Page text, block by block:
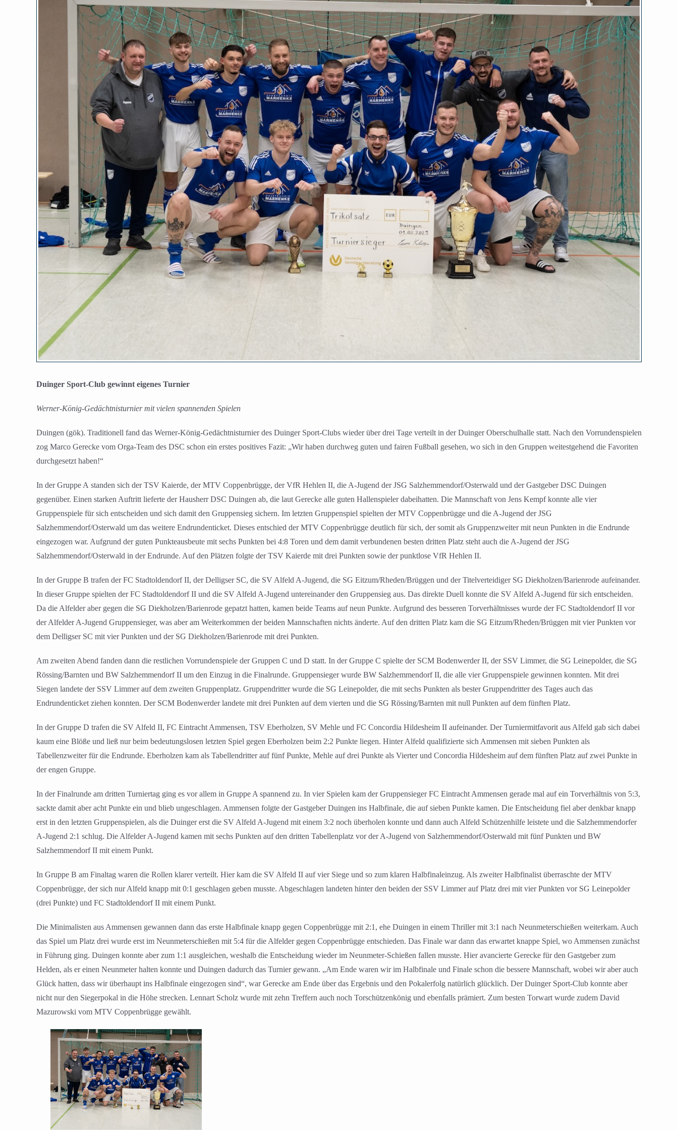
Duinger Sport-Club gewinnt eigenes Turnier
Werner-König-Gedächtnisturnier mit vielen spannenden Spielen
Duingen (gök). Traditionell fand das Werner-König-Gedächtnisturnier des Duinger Sport-Clubs wieder über drei Tage verteilt in der Duinger Oberschulhalle statt. Nach den Vorrundenspielen
zog Marco Gerecke vom Orga-Team des DSC schon ein erstes positives Fazit: „Wir haben durchweg guten und fairen Fußball gesehen, wo sich in den Gruppen weitestgehend die Favoriten
durchgesetzt haben!“
In der Gruppe A standen sich der TSV Kaierde, der MTV Coppenbrügge, der VfR Hehlen II, die A-Jugend der JSG Salzhemmendorf/Osterwald und der Gastgeber DSC Duingen
gegenüber. Einen starken Auftritt lieferte der Hausherr DSC Duingen ab, die laut Gerecke alle guten Hallenspieler dabeihatten. Die Mannschaft von Jens Kempf konnte alle vier
Gruppenspiele für sich entscheiden und sich damit den Gruppensieg sichern. Im letzten Gruppenspiel spielten der MTV Coppenbrügge und die A-Jugend der JSG
Salzhemmendorf/Osterwald um das weitere Endrundenticket. Dieses entschied der MTV Coppenbrügge deutlich für sich, der somit als Gruppenzweiter mit neun Punkten in die Endrunde
eingezogen war. Aufgrund der guten Punkteausbeute mit sechs Punkten bei 4:8 Toren und dem damit verbundenen besten dritten Platz steht auch die A-Jugend der JSG
Salzhemmendorf/Osterwald in der Endrunde. Auf den Plätzen folgte der TSV Kaierde mit drei Punkten sowie der punktlose VfR Hehlen II.
In der Gruppe B trafen der FC Stadtoldendorf II, der Delligser SC, die SV Alfeld A-Jugend, die SG Eitzum/Rheden/Brüggen und der Titelverteidiger SG Diekholzen/Barienrode aufeinander.
In dieser Gruppe spielten der FC Stadtoldendorf II und die SV Alfeld A-Jugend untereinander den Gruppensieg aus. Das direkte Duell konnte die SV Alfeld A-Jugend für sich entscheiden.
Da die Alfelder aber gegen die SG Diekholzen/Barienrode gepatzt hatten, kamen beide Teams auf neun Punkte. Aufgrund des besseren Torverhältnisses wurde der FC Stadtoldendorf II vor
der Alfelder A-Jugend Gruppensieger, was aber am Weiterkommen der beiden Mannschaften nichts änderte. Auf den dritten Platz kam die SG Eitzum/Rheden/Brüggen mit vier Punkten vor
dem Delligser SC mit vier Punkten und der SG Diekholzen/Barienrode mit drei Punkten.
Am zweiten Abend fanden dann die restlichen Vorrundenspiele der Gruppen C und D statt. In der Gruppe C spielte der SCM Bodenwerder II, der SSV Limmer, die SG Leinepolder, die SG
Rössing/Barnten und BW Salzhemmendorf II um den Einzug in die Finalrunde. Gruppensieger wurde BW Salzhemmendorf II, die alle vier Gruppenspiele gewinnen konnten. Mit drei
Siegen landete der SSV Limmer auf dem zweiten Gruppenplatz. Gruppendritter wurde die SG Leinepolder, die mit sechs Punkten als bester Gruppendritter des Tages auch das
Endrundenticket ziehen konnten. Der SCM Bodenwerder landete mit drei Punkten auf dem vierten und die SG Rössing/Barnten mit null Punkten auf dem fünften Platz.
In der Gruppe D trafen die SV Alfeld II, FC Eintracht Ammensen, TSV Eberholzen, SV Mehle und FC Concordia Hildesheim II aufeinander. Der Turniermitfavorit aus Alfeld gab sich dabei
kaum eine Blöße und ließ nur beim bedeutungslosen letzten Spiel gegen Eberholzen beim 2:2 Punkte liegen. Hinter Alfeld qualifizierte sich Ammensen mit sieben Punkten als
Tabellenzweiter für die Endrunde. Eberholzen kam als Tabellendritter auf fünf Punkte, Mehle auf drei Punkte als Vierter und Concordia Hildesheim auf dem fünften Platz auf zwei Punkte in
der engen Gruppe.
In der Finalrunde am dritten Turniertag ging es vor allem in Gruppe A spannend zu. In vier Spielen kam der Gruppensieger FC Eintracht Ammensen gerade mal auf ein Torverhältnis von 5:3,
sackte damit aber acht Punkte ein und blieb ungeschlagen. Ammensen folgte der Gastgeber Duingen ins Halbfinale, die auf sieben Punkte kamen. Die Entscheidung fiel aber denkbar knapp
erst in den letzten Gruppenspielen, als die Duinger erst die SV Alfeld A-Jugend mit einem 3:2 noch überholen konnte und dann auch Alfeld Schützenhilfe leistete und die Salzhemmendorfer
A-Jugend 2:1 schlug. Die Alfelder A-Jugend kamen mit sechs Punkten auf den dritten Tabellenplatz vor der A-Jugend von Salzhemmendorf/Osterwald mit fünf Punkten und BW
Salzhemmendorf II mit einem Punkt.
In Gruppe B am Finaltag waren die Rollen klarer verteilt. Hier kam die SV Alfeld II auf vier Siege und so zum klaren Halbfinaleinzug. Als zweiter Halbfinalist überraschte der MTV
Coppenbrügge, der sich nur Alfeld knapp mit 0:1 geschlagen geben musste. Abgeschlagen landeten hinter den beiden der SSV Limmer auf Platz drei mit vier Punkten vor SG Leinepolder
(drei Punkte) und FC Stadtoldendorf II mit einem Punkt.
Die Minimalisten aus Ammensen gewannen dann das erste Halbfinale knapp gegen Coppenbrügge mit 2:1, ehe Duingen in einem Thriller mit 3:1 nach Neunmeterschießen weiterkam. Auch
das Spiel um Platz drei wurde erst im Neunmeterschießen mit 5:4 für die Alfelder gegen Coppenbrügge entschieden. Das Finale war dann das erwartet knappe Spiel, wo Ammensen zunächst
in Führung ging. Duingen konnte aber zum 1:1 ausgleichen, weshalb die Entscheidung wieder im Neunmeter-Schießen fallen musste. Hier avancierte Gerecke für den Gastgeber zum
Helden, als er einen Neunmeter halten konnte und Duingen dadurch das Turnier gewann. „Am Ende waren wir im Halbfinale und Finale schon die bessere Mannschaft, wobei wir aber auch
Glück hatten, dass wir überhaupt ins Halbfinale eingezogen sind“, war Gerecke am Ende über das Ergebnis und den Pokalerfolg natürlich glücklich. Der Duinger Sport-Club konnte aber
nicht nur den Siegerpokal in die Höhe strecken. Lennart Scholz wurde mit zehn Treffern auch noch Torschützenkönig und ebenfalls prämiert. Zum besten Torwart wurde zudem David
Mazurowski vom MTV Coppenbrügge gewählt.